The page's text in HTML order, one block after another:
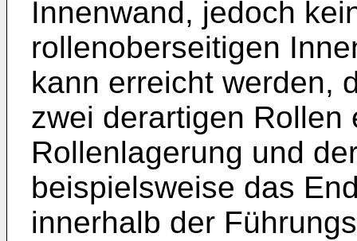
Innenwand, jedoch
rollenoberseitigen
kann erreicht werden,
zwei derartigen Rollen
Rollenlagerung und
beispielsweise das
innerhalb der